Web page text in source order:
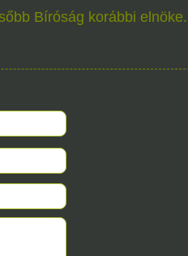
06.
06.
Bíróság korábbi elnöke. |